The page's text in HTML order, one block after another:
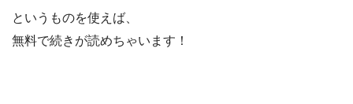
というものを使えば、
無料で続きが読めちゃいます！